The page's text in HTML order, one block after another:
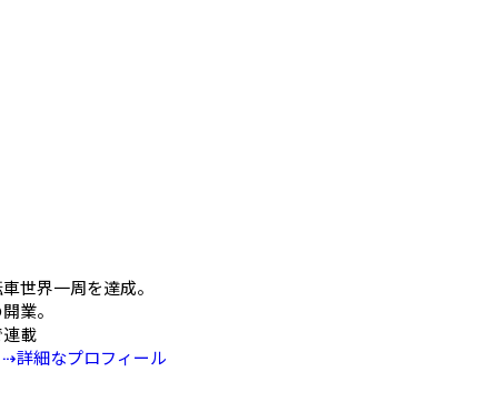
世界一周を達成。
業。
載
⇢詳細なプロフィール